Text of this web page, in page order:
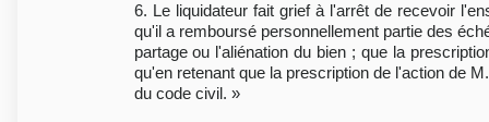
6. Le liquidateur fait grief à l'arrêt de recevoir
qu'il a remboursé personnellement partie des
partage ou l'aliénation du bien ; que la
qu'en retenant que la prescription de l'action de
du code civil. »